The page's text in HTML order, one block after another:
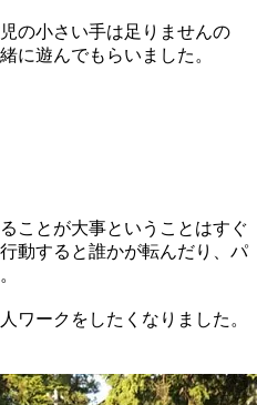
の小さい手は足りませんの
に遊んでもらいました。
ことが大事ということはすぐ
動すると誰かが転んだり、パ
ワークをしたくなりました。